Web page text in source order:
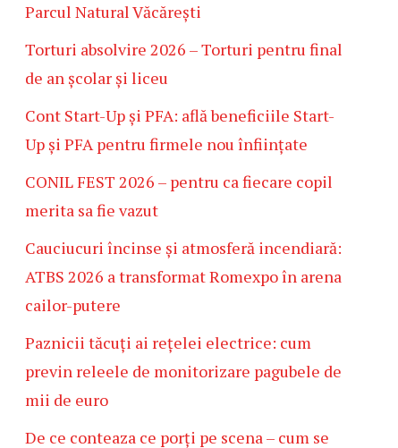
Parcul Natural Văcărești
Torturi absolvire 2026 – Torturi pentru final
de an școlar și liceu
Cont Start-Up și PFA: află beneficiile Start-
Up și PFA pentru firmele nou înființate
CONIL FEST 2026 – pentru ca fiecare copil
merita sa fie vazut
Cauciucuri încinse și atmosferă incendiară:
ATBS 2026 a transformat Romexpo în arena
cailor-putere
Paznicii tăcuți ai rețelei electrice: cum
previn releele de monitorizare pagubele de
mii de euro
De ce conteaza ce porți pe scena – cum se